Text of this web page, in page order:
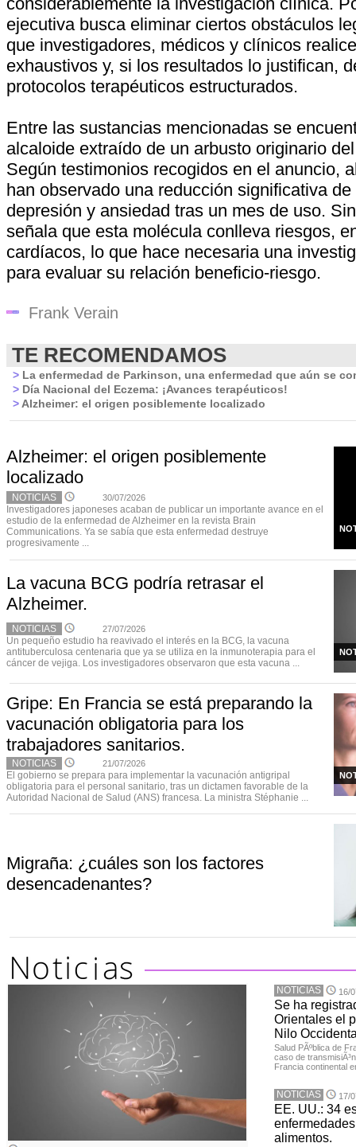
ejecutiva busca eliminar ciertos obstáculos
que investigadores, médicos y clínicos
exhaustivos y, si los resultados lo justifican,
protocolos terapéuticos estructurados.
Entre las sustancias mencionadas se
alcaloide extraído de un arbusto originario
Según testimonios recogidos en el anuncio,
han observado una reducción significativa
depresión y ansiedad tras un mes de uso.
señala que esta molécula conlleva riesgos,
cardíacos, lo que hace necesaria una
para evaluar su relación beneficio-riesgo.
Frank Verain
TE RECOMENDAMOS
> La enfermedad de Parkinson, una enfermedad que aún se
> Día Nacional del Eczema: ¡Avances terapéuticos!
> Alzheimer: el origen posiblemente localizado
Alzheimer: el origen posiblemente
localizado
NOTICIAS 30/07/2026
Investigadores japoneses acaban de publicar un importante avance en el
estudio de la enfermedad de Alzheimer en la revista Brain
Communications. Ya se sabía que esta enfermedad destruye
progresivamente ...
La vacuna BCG podría retrasar el
Alzheimer.
NOTICIAS 27/07/2026
Un pequeño estudio ha reavivado el interés en la BCG, la vacuna
antituberculosa centenaria que ya se utiliza en la inmunoterapia para el
cáncer de vejiga. Los investigadores observaron que esta vacuna ...
Gripe: En Francia se está preparando la
vacunación obligatoria para los
trabajadores sanitarios.
NOTICIAS 21/07/2026
El gobierno se prepara para implementar la vacunación antigripal
obligatoria para el personal sanitario, tras un dictamen favorable de la
Autoridad Nacional de Salud (ANS) francesa. La ministra Stéphanie ...
Migraña: ¿cuáles son los factores
desencadenantes?
NOTICIAS 16/
Se ha
Orientales el
Nilo
Salud PÃºblica de
caso de
Francia continental
NOTICIAS 17/
EE. UU.: 34
alimentos.